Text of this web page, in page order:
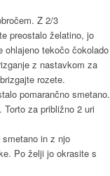
Z 2/3
preostalo želatino, jo
ohlajeno tekočo čokolado
z nastavkom za
rozete.
pomarančno smetano.
za približno 2 uri
in z njo
Po želji jo okrasite s